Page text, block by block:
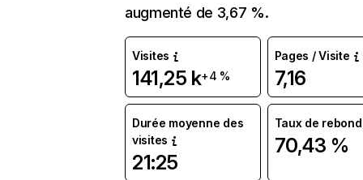
augmenté de 3,67 %.
Visites
141,25 k+4 %
Pages / Visite
7,16
Durée moyenne des
visites
21:25
Taux de rebond
70,43 %